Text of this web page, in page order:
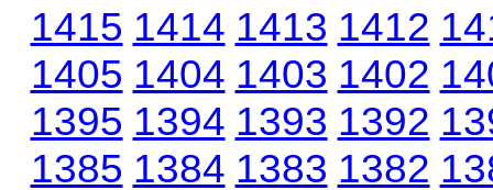
1415 1414 1413 1412
1405 1404 1403 1402
1395 1394 1393 1392
1385 1384 1383 1382